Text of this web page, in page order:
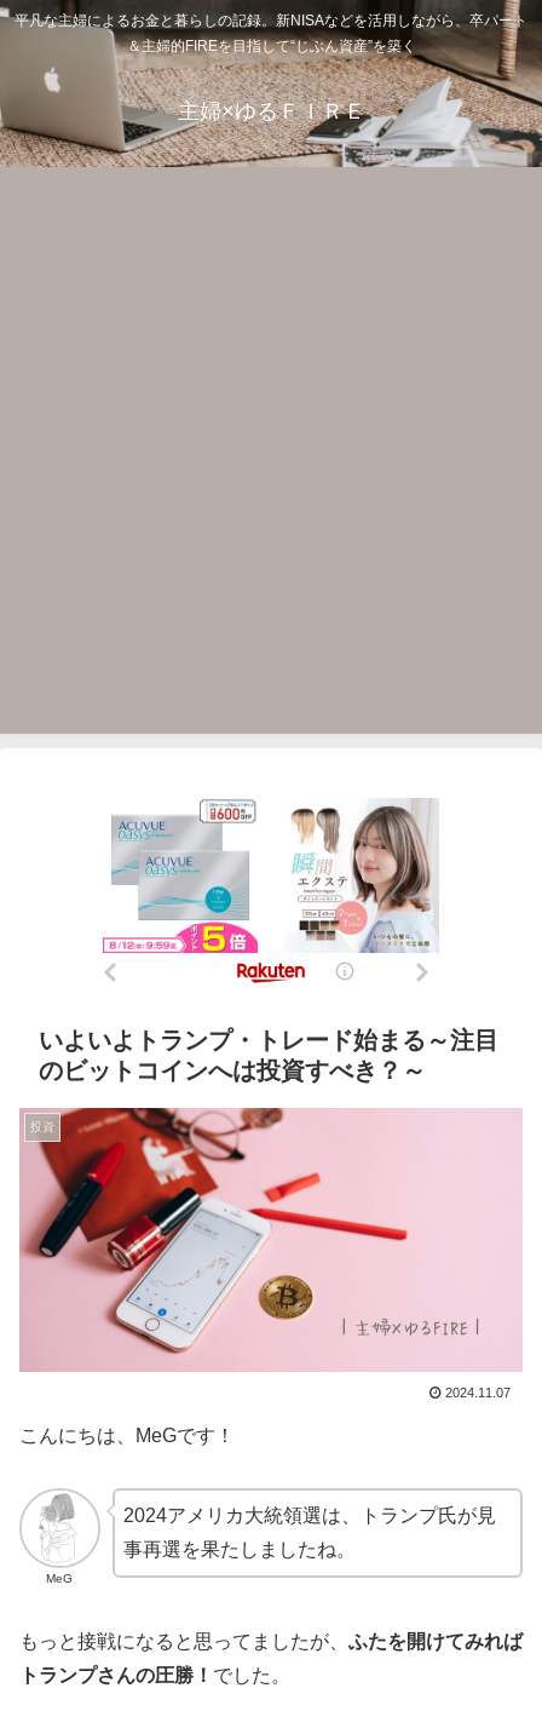
平凡な主婦によるお金と暮らしの記録。新NISAなどを活用しながら、卒パート
＆主婦的FIREを目指して“じぶん資産”を築く
主婦×ゆるＦＩＲＥ
いよいよトランプ・トレード始まる～注目
のビットコインへは投資すべき？～
投資
2024.11.07
こんにちは、MeGです！
MeG
2024アメリカ大統領選は、トランプ氏が見
事再選を果たしましたね。
もっと接戦になると思ってましたが、 ふたを開けてみれば
トランプさんの圧勝！ でした。